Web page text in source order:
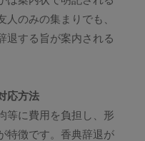
人のみの集まりでも、
退する旨が案内される
応方法
等に費用を負担し、形
特徴です。香典辞退が